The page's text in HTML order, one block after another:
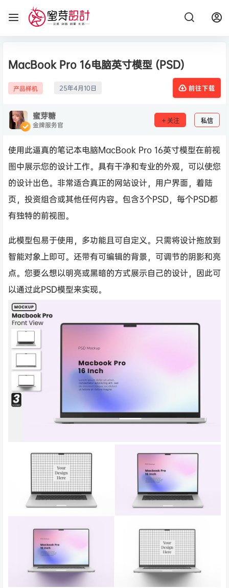
MacBook Pro 16电脑英寸模型 (PSD)
产品样机 25年4月10日 前往下载
蜜芽糖
金牌服务官 关注 私信
使用此逼真的笔记本电脑MacBook Pro 16英寸模型在前视
图中展示您的设计工作。具有干净和专业的外观，可以使您
的设计出色。非常适合真正的网站设计，用户界面，着陆
页，投资组合或其他任何内容。包含3个PSD，每个PSD都
有独特的前视图。
此模型包易于使用，多功能且可自定义。只需将设计拖放到
智能对象上即可。还带有可编辑的背景，可调节的阴影和亮
点。您要么想以明亮或黑暗的方式展示自己的设计，因此可
以通过此PSD模型来实现。